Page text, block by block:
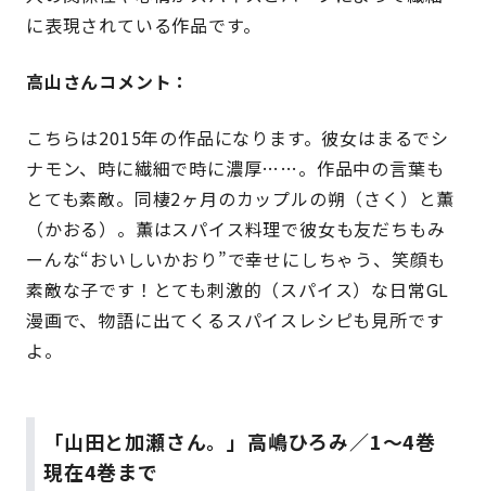
に表現されている作品です。
高山さんコメント：
こちらは2015年の作品になります。彼女はまるでシ
ナモン、時に繊細で時に濃厚……。作品中の言葉も
とても素敵。同棲2ヶ月のカップルの朔（さく）と薫
（かおる）。薫はスパイス料理で彼女も友だちもみ
ーんな“おいしいかおり”で幸せにしちゃう、笑顔も
素敵な子です！とても刺激的（スパイス）な日常GL
漫画で、物語に出てくるスパイスレシピも見所です
よ。
「山田と加瀬さん。」高嶋ひろみ／1〜4巻
現在4巻まで